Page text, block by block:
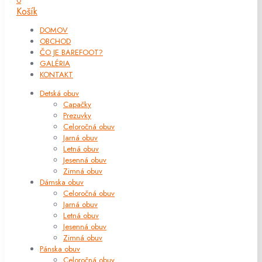
Košík
DOMOV
OBCHOD
ČO JE BAREFOOT?
GALÉRIA
KONTAKT
Detská obuv
Capačky
Prezuvky
Celoročná obuv
Jarná obuv
Letná obuv
Jesenná obuv
Zimná obuv
Dámska obuv
Celoročná obuv
Jarná obuv
Letná obuv
Jesenná obuv
Zimná obuv
Pánska obuv